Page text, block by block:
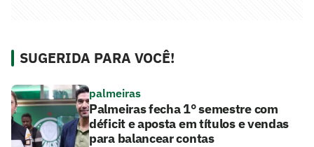
SUGERIDA PARA VOCÊ!
palmeiras
Palmeiras fecha 1° semestre com
déficit e aposta em títulos e vendas
para balancear contas